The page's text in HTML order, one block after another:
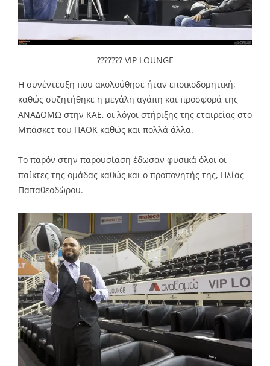
??????? VIP LOUNGE
Η συνέντευξη που ακολούθησε ήταν εποικοδομητική,
καθώς συζητήθηκε η μεγάλη αγάπη και προσφορά της
ΑΝΑΔΟΜΩ στην ΚΑΕ, οι λόγοι στήριξης της εταιρείας στο
Μπάσκετ του ΠΑΟΚ καθώς και πολλά άλλα.
Το παρόν στην παρουσίαση έδωσαν φυσικά όλοι οι
παίκτες της ομάδας καθώς και ο προπονητής της, Ηλίας
Παπαθεοδώρου.